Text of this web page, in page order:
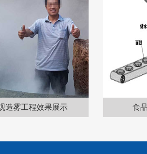
食品厂酱料喷涂系统案例